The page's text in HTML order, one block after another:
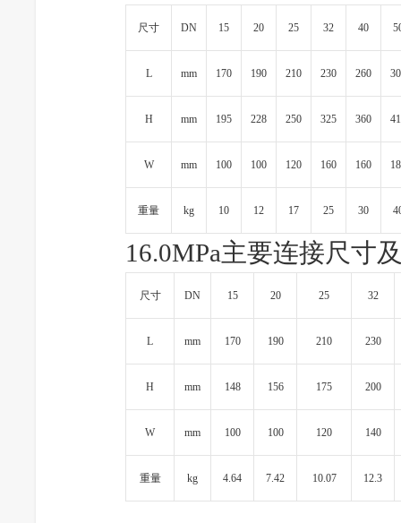
尺寸 DN 15 20 25 32 40
L mm 170 190 210 230 260
H mm 195 228 250 325 360
W mm 100 100 120 160 160
重量 kg 10 12 17 25 30
16.0MPa主要连接尺寸
尺寸 DN 15 20 25 32
L mm 170 190 210 230
H mm 148 156 175 200
W mm 100 100 120 140
重量 kg 4.64 7.42 10.07 12.3